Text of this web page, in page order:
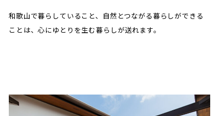
和歌山で暮らしていること、自然とつながる暮らしができる
ことは、心にゆとりを生む暮らしが送れます。